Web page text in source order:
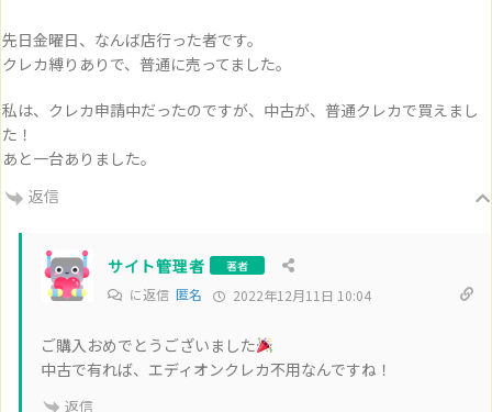
先日金曜日、なんば店行った者です。
クレカ縛りありで、普通に売ってました。
私は、クレカ申請中だったのですが、中古が、普通クレカで買えまし
た！
あと一台ありました。
返信
サイト管理者 著者
に返信 匿名 2022年12月11日 10:04
ご購入おめでとうございました
中古で有れば、エディオンクレカ不用なんですね！
返信